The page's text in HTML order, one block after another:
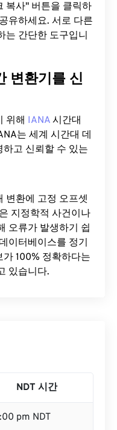
복사" 버튼을 클릭하
유하세요. 서로 다른
는 간단한 도구입니
변환기를 신
위해 IANA 시간대
는 세계 시간대 데
고 신뢰할 수 있는
변환에 ​​고정 오프셋
지정학적 사건이나
오류가 발생하기 쉽
이터베이스를 정기
100% 정확하다는
있습니다.
NDT 시간
pm NDT